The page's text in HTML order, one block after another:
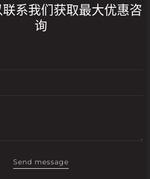
系我们获取最大优惠咨
询
Send message